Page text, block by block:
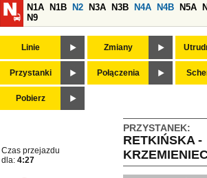
N1A
N1B N2 N3A N3B N4A N4B N5A
N9
Linie Zmiany
Przystanki Połączenia
Pobierz
PRZYSTANEK:
RETKIŃSKA -
Czas przejazdu
dla: 4:27